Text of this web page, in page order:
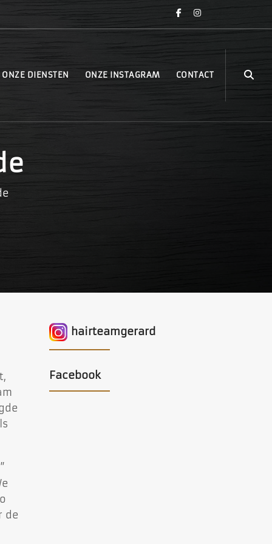
ONZE DIENSTEN ONZE INSTAGRAM CONTACT
de
hairteamgerard
Facebook